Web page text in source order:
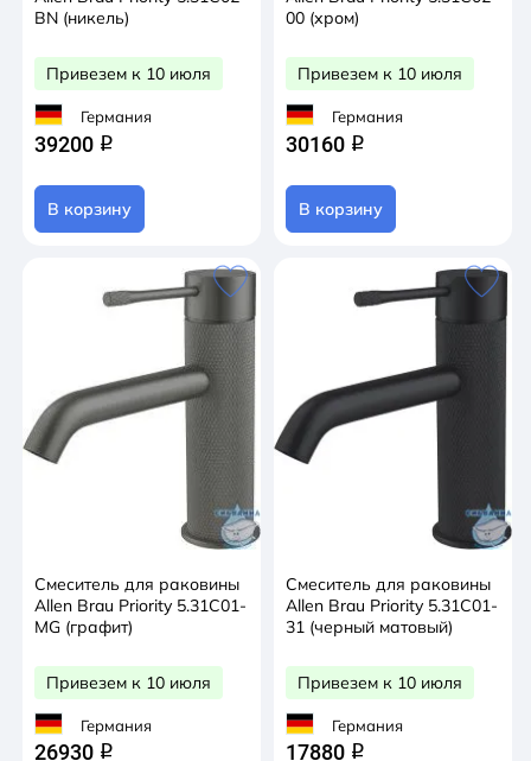
BN (никель)
Привезем к 10 июля
Германия
39200 q
В корзину
00 (хром)
Привезем к 10 июля
Германия
30160 q
В корзину
Смеситель для раковины
Allen Brau Priority 5.31С01-
MG (графит)
Привезем к 10 июля
Германия
26930 q
Смеситель для раковины
Allen Brau Priority 5.31С01-
31 (черный матовый)
Привезем к 10 июля
Германия
17880 q